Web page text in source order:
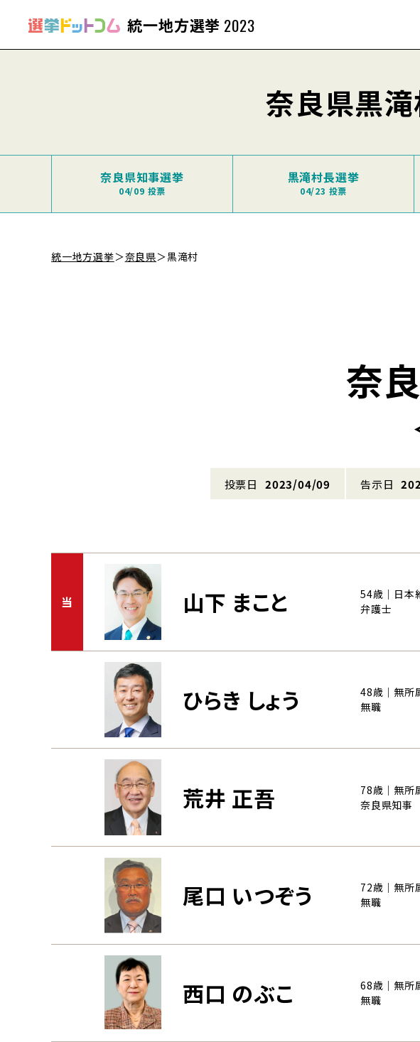
統一地方選挙 2023
奈良県黒
奈良県知事選挙
04/09 投票
黒滝村長選挙
04/23 投票
統一地方選挙＞奈良県＞黒滝村
奈
投票日 2023/04/09 告示日
当 山下 まこと
54歳｜日本
弁護士
ひらき しょう
48歳｜無所
無職
荒井 正吾
78歳｜無所
奈良県知事
尾口 いつぞう
72歳｜無所
無職
西口 のぶこ
68歳｜無所
無職